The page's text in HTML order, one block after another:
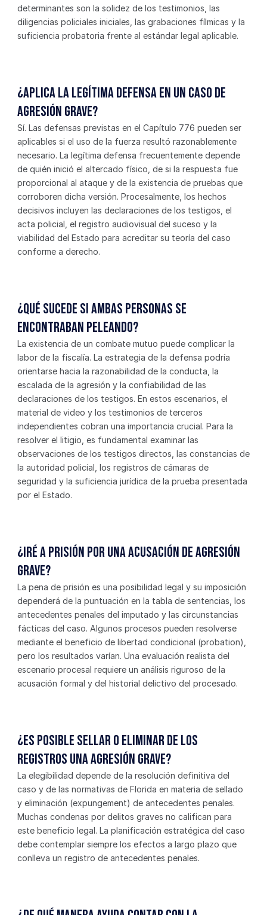
determinantes son la solidez de los testimonios, las
diligencias policiales iniciales, las grabaciones fílmicas y la
suficiencia probatoria frente al estándar legal aplicable.
¿Aplica la legítima defensa en un caso de
agresión grave?
Sí. Las defensas previstas en el Capítulo 776 pueden ser
aplicables si el uso de la fuerza resultó razonablemente
necesario. La legítima defensa frecuentemente depende
de quién inició el altercado físico, de si la respuesta fue
proporcional al ataque y de la existencia de pruebas que
corroboren dicha versión. Procesalmente, los hechos
decisivos incluyen las declaraciones de los testigos, el
acta policial, el registro audiovisual del suceso y la
viabilidad del Estado para acreditar su teoría del caso
conforme a derecho.
¿Qué sucede si ambas personas se
encontraban peleando?
La existencia de un combate mutuo puede complicar la
labor de la fiscalía. La estrategia de la defensa podría
orientarse hacia la razonabilidad de la conducta, la
escalada de la agresión y la confiabilidad de las
declaraciones de los testigos. En estos escenarios, el
material de video y los testimonios de terceros
independientes cobran una importancia crucial. Para la
resolver el litigio, es fundamental examinar las
observaciones de los testigos directos, las constancias de
la autoridad policial, los registros de cámaras de
seguridad y la suficiencia jurídica de la prueba presentada
por el Estado.
¿Iré a prisión por una acusación de agresión
grave?
La pena de prisión es una posibilidad legal y su imposición
dependerá de la puntuación en la tabla de sentencias, los
antecedentes penales del imputado y las circunstancias
fácticas del caso. Algunos procesos pueden resolverse
mediante el beneficio de libertad condicional (probation),
pero los resultados varían. Una evaluación realista del
escenario procesal requiere un análisis riguroso de la
acusación formal y del historial delictivo del procesado.
¿Es posible sellar o eliminar de los
registros una agresión grave?
La elegibilidad depende de la resolución definitiva del
caso y de las normativas de Florida en materia de sellado
y eliminación (expungement) de antecedentes penales.
Muchas condenas por delitos graves no califican para
este beneficio legal. La planificación estratégica del caso
debe contemplar siempre los efectos a largo plazo que
conlleva un registro de antecedentes penales.